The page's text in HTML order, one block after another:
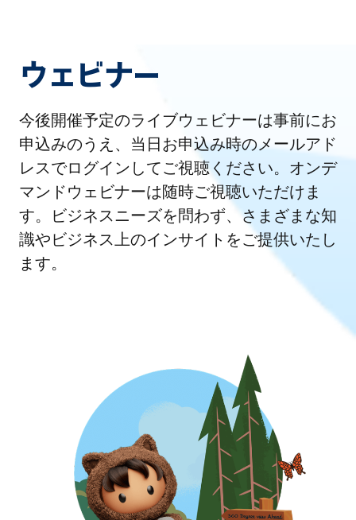
ウェビナー
今後開催予定のライブウェビナーは事前にお
申込みのうえ、当日お申込み時のメールアド
レスでログインしてご視聴ください。オンデ
マンドウェビナーは随時ご視聴いただけま
す。ビジネスニーズを問わず、さまざまな知
識やビジネス上のインサイトをご提供いたし
ます。